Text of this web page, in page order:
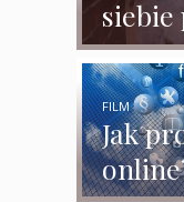
Jak
FILM